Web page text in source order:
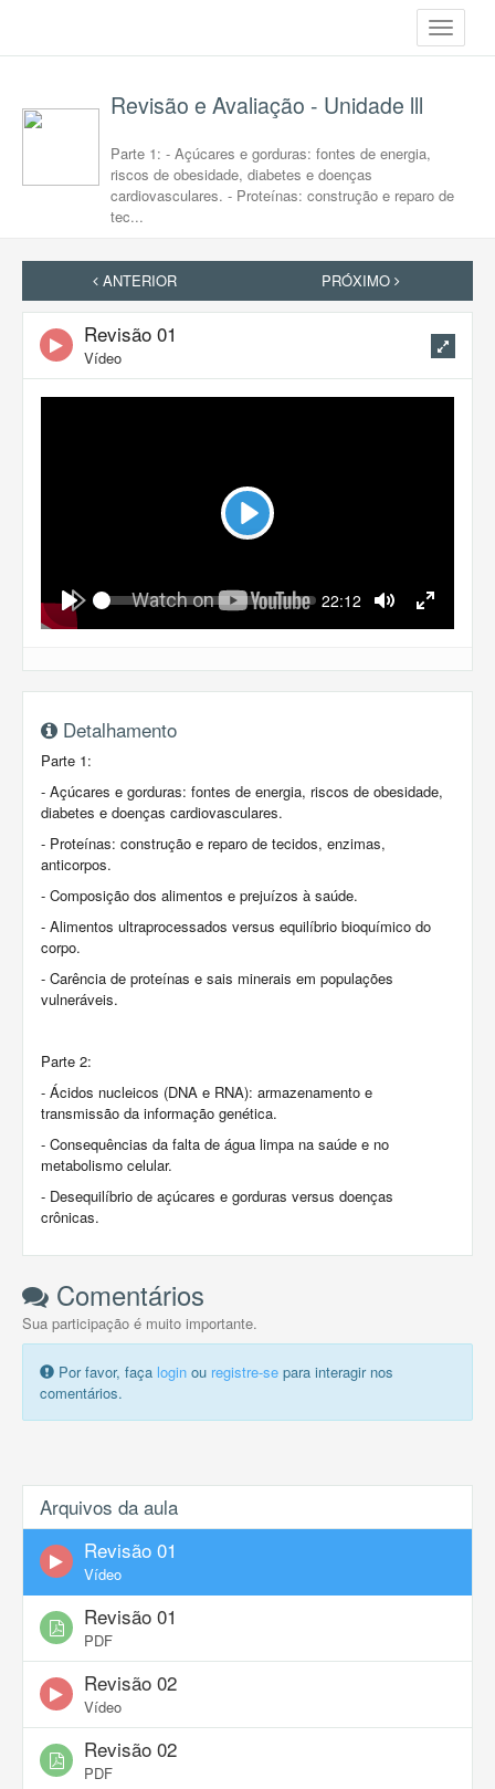
Toggle
Revisão e Avaliação - Unidade lll
Parte 1: - Açúcares e gorduras: fontes de energia,
riscos de obesidade, diabetes e doenças
cardiovasculares. - Proteínas: construção e reparo de
tec...
ANTERIOR PRÓXIMO
Revisão 01
Vídeo
Play
Play
Seek Current
22:12
Mute Fullscreen
Detalhamento
Parte 1:
- Açúcares e gorduras: fontes de energia, riscos de obesidade,
diabetes e doenças cardiovasculares.
- Proteínas: construção e reparo de tecidos, enzimas,
anticorpos.
- Composição dos alimentos e prejuízos à saúde.
- Alimentos ultraprocessados versus equilíbrio bioquímico do
corpo.
- Carência de proteínas e sais minerais em populações
vulneráveis.
Parte 2:
- Ácidos nucleicos (DNA e RNA): armazenamento e
transmissão da informação genética.
- Consequências da falta de água limpa na saúde e no
metabolismo celular.
- Desequilíbrio de açúcares e gorduras versus doenças
crônicas.
Comentários
Sua participação é muito importante.
Por favor, faça login ou registre-se para interagir nos
comentários.
Arquivos da aula
Revisão 01
Vídeo
Revisão 01
PDF
Revisão 02
Vídeo
Revisão 02
PDF